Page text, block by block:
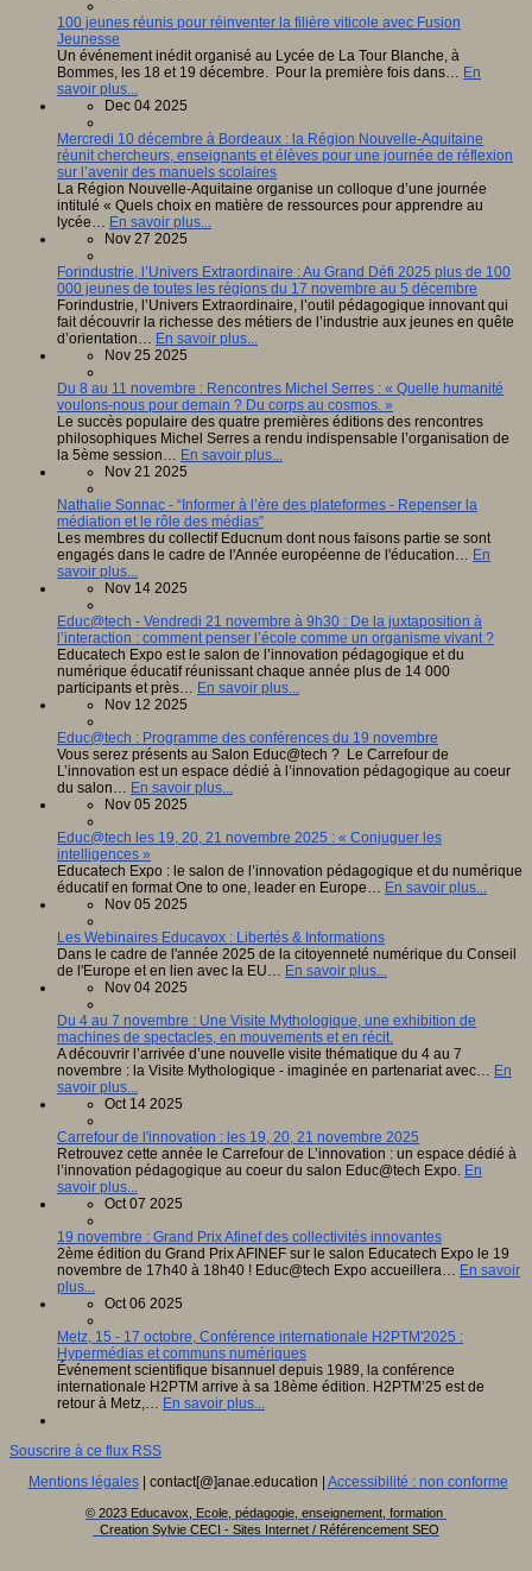
100 jeunes réunis pour réinventer la filière viticole avec Fusion
Jeunesse
Un événement inédit organisé au Lycée de La Tour Blanche, à
Bommes, les 18 et 19 décembre. Pour la première fois dans… En
savoir plus...
Dec 04 2025
Mercredi 10 décembre à Bordeaux : la Région Nouvelle-Aquitaine
réunit chercheurs, enseignants et élèves pour une journée de réflexion
sur l’avenir des manuels scolaires
La Région Nouvelle-Aquitaine organise un colloque d’une journée
intitulé « Quels choix en matière de ressources pour apprendre au
lycée… En savoir plus...
Nov 27 2025
Forindustrie, l’Univers Extraordinaire : Au Grand Défi 2025 plus de 100
000 jeunes de toutes les régions du 17 novembre au 5 décembre
Forindustrie, l’Univers Extraordinaire, l’outil pédagogique innovant qui
fait découvrir la richesse des métiers de l’industrie aux jeunes en quête
d’orientation… En savoir plus...
Nov 25 2025
Du 8 au 11 novembre : Rencontres Michel Serres : « Quelle humanité
voulons-nous pour demain ? Du corps au cosmos. »
Le succès populaire des quatre premières éditions des rencontres
philosophiques Michel Serres a rendu indispensable l’organisation de
la 5ème session… En savoir plus...
Nov 21 2025
Nathalie Sonnac - “Informer à l’ère des plateformes - Repenser la
médiation et le rôle des médias”
Les membres du collectif Educnum dont nous faisons partie se sont
engagés dans le cadre de l'Année européenne de l'éducation… En
savoir plus...
Nov 14 2025
Educ@tech - Vendredi 21 novembre à 9h30 : De la juxtaposition à
l’interaction : comment penser l’école comme un organisme vivant ?
Educatech Expo est le salon de l’innovation pédagogique et du
numérique éducatif réunissant chaque année plus de 14 000
participants et près… En savoir plus...
Nov 12 2025
Educ@tech : Programme des conférences du 19 novembre
Vous serez présents au Salon Educ@tech ? Le Carrefour de
L’innovation est un espace dédié à l’innovation pédagogique au coeur
du salon… En savoir plus...
Nov 05 2025
Educ@tech les 19, 20, 21 novembre 2025 : « Conjuguer les
intelligences »
Educatech Expo : le salon de l’innovation pédagogique et du numérique
éducatif en format One to one, leader en Europe… En savoir plus...
Nov 05 2025
Les Webinaires Educavox : Libertés & Informations
Dans le cadre de l'année 2025 de la citoyenneté numérique du Conseil
de l'Europe et en lien avec la EU… En savoir plus...
Nov 04 2025
Du 4 au 7 novembre : Une Visite Mythologique, une exhibition de
machines de spectacles, en mouvements et en récit.
A découvrir l’arrivée d’une nouvelle visite thématique du 4 au 7
novembre : la Visite Mythologique - imaginée en partenariat avec… En
savoir plus...
Oct 14 2025
Carrefour de l'innovation : les 19, 20, 21 novembre 2025
Retrouvez cette année le Carrefour de L’innovation : un espace dédié à
l’innovation pédagogique au coeur du salon Educ@tech Expo. En
savoir plus...
Oct 07 2025
19 novembre : Grand Prix Afinef des collectivités innovantes
2ème édition du Grand Prix AFINEF sur le salon Educatech Expo le 19
novembre de 17h40 à 18h40 ! Educ@tech Expo accueillera… En savoir
plus...
Oct 06 2025
Metz, 15 - 17 octobre, Conférence internationale H2PTM'2025 :
Hypermédias et communs numériques
Événement scientifique bisannuel depuis 1989, la conférence
internationale H2PTM arrive à sa 18ème édition. H2PTM’25 est de
retour à Metz,… En savoir plus...
Souscrire à ce flux RSS
Mentions légales| contact[@]anae.education | Accessibilité : non conforme
© 2023 Educavox, Ecole, pédagogie, enseignement, formation
Creation Sylvie CECI - Sites Internet / Référencement SEO